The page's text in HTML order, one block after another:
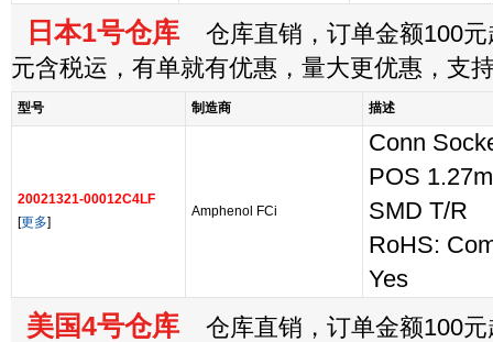
日本1号仓库 仓库直销，订单金额100元
元含税运，有单就有优惠，量大更优惠，支
型号 制造商 描述
20021321-00012C4LF
[更多]
Amphenol FCi
Conn
POS
SMD T/R
RoHS:
Yes
美国4号仓库 仓库直销，订单金额100元